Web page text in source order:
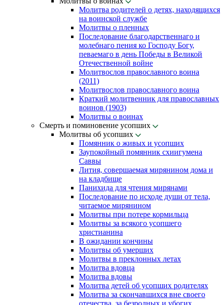
Молитва родителей о детях, находящихся
на воинской службе
Молитвы о пленных
Последование благодарственнаго и
молебнаго пения ко Господу Богу,
певаемаго в день Победы в Великой
Отечественной войне
Молитвослов православного воина
(2011)
Молитвослов православного воина
Краткий молитвенник для православных
воинов (1903)
Молитвы о воинах
Смерть и поминовение усопших
Молитвы об усопших
Помянник о живых и усопших
Заупокойный помянник схиигумена
Саввы
Лития, совершаемая мирянином дома и
на кладбище
Панихида для чтения мирянами
Последование по исходе души от тела,
читаемое мирянином
Молитвы при потере кормильца
Молитвы за всякого усопшего
христианина
В ожидании кончины
Молитвы об умерших
Молитвы в преклонных летах
Молитва вдовца
Молитва вдовы
Молитва детей об усопших родителях
Молитва за скончавшихся вне своего
отечества, за безродных и убогих